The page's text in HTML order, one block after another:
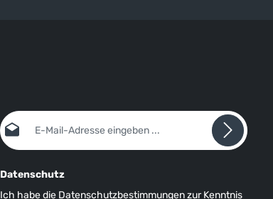
E-Mail-Adresse*
Datenschutz
Ich habe die Datenschutzbestimmungenzur Kenntnis